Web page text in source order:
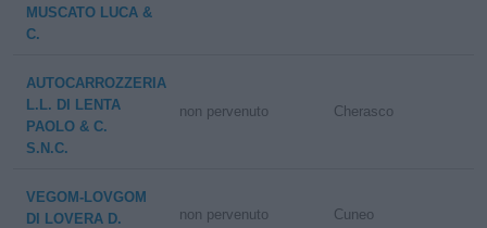
MUSCATO LUCA &
C.
AUTOCARROZZERIA
L.L. DI LENTA
PAOLO & C.
S.N.C.
non pervenuto Cherasco
VEGOM-LOVGOM
DI LOVERA D.
non pervenuto Cuneo